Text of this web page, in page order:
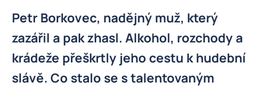
Petr Borkovec, nadějný muž, který
zazářil a pak zhasl. Alkohol, rozchody a
krádeže přeškrtly jeho cestu k hudební
slávě. Co stalo se s talentovaným